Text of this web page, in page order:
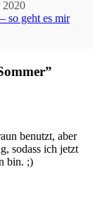
2020
so geht es mir
benutzt, aber
sodass ich jetzt
bin. ;)